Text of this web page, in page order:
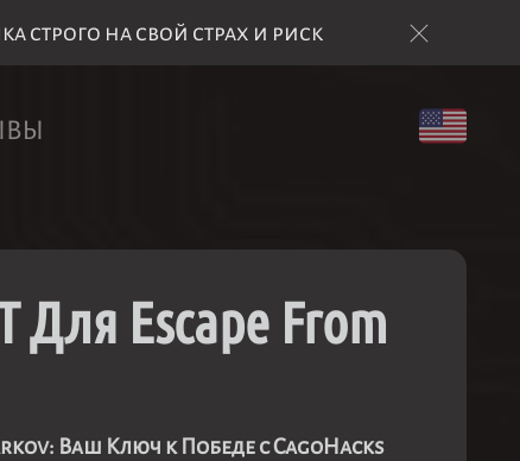
на свой страх и риск
Для Escape From
Ваш Ключ к Победе с CagoHacks